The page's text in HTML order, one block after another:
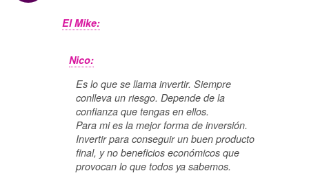
El Mike:
Nico:
Es lo que se llama invertir. Siempre
conlleva un riesgo. Depende de la
confianza que tengas en ellos.
Para mi es la mejor forma de inversión.
Invertir para conseguir un buen producto
final, y no beneficios económicos que
provocan lo que todos ya sabemos.